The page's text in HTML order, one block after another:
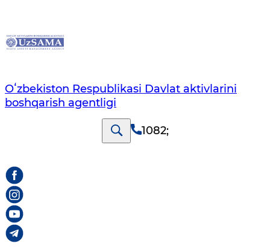
Oʻzbekiston Respublikasi Davlat aktivlarini
boshqarish agentligi
1082;